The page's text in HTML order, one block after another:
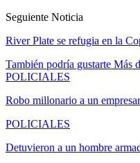
Seguiente Noticia
River Plate se refugia en la
También podría gustarte Más
POLICIALES
Robo millonario a un
POLICIALES
Detuvieron a un hombre